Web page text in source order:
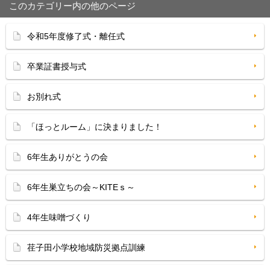
このカテゴリー内の他のページ
令和5年度修了式・離任式
卒業証書授与式
お別れ式
「ほっとルーム」に決まりました！
6年生ありがとうの会
6年生巣立ちの会～KITEｓ～
4年生味噌づくり
荏子田小学校地域防災拠点訓練